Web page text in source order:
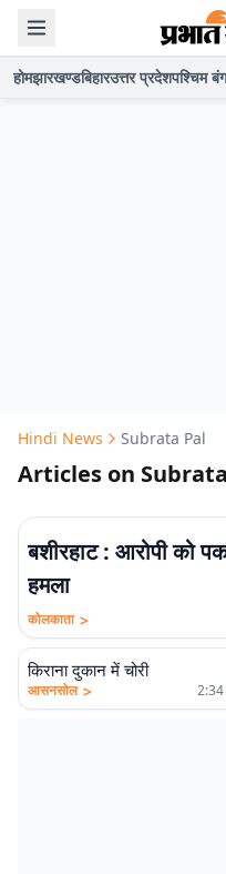
होमझारखण्डबिहारउत्तर प्रदेशपश्चिम
Hindi News Subrata Pal
Articles on
बशीरहाट : आरोपी को
हमला
कोलकाता >
किराना दुकान में चोरी
आसनसोल > 2:34